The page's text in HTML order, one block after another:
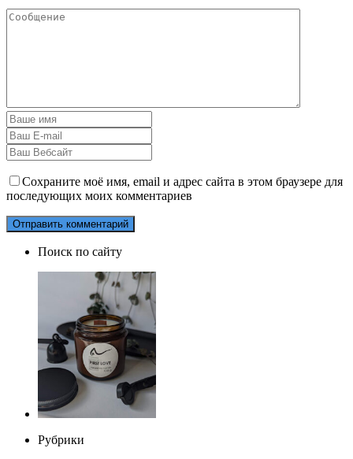
Сохраните моё имя, email и адрес сайта в этом браузере для
последующих моих комментариев
Поиск по сайту
Рубрики